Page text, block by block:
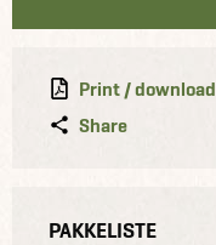
Print / download
Share
PAKKELISTE